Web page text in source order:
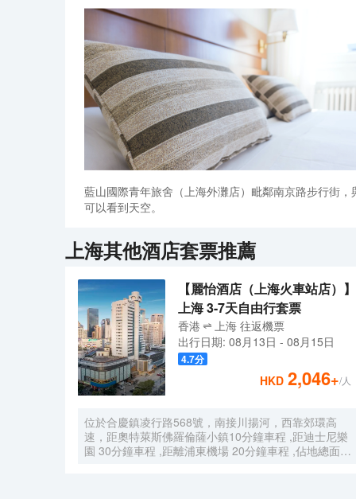
藍山國際青年旅舍（上海外灘店）毗鄰南京路步行街
可以看到天空。
上海其他酒店套票推薦
【麗怡酒店（上海火車站店）】
上海 3-7天自由行套票
香港 上海 往返機票
出行日期: 08月13日 - 08月15日
4.7分
HKD 2,046+/人
位於合慶鎮凌行路568號，南接川揚河，西靠郊環高
速，距奧特萊斯佛羅倫薩小鎮10分鐘車程 ,距迪士尼樂
園 30分鐘車程 ,距離浦東機場 20分鐘車程 ,佔地總面積